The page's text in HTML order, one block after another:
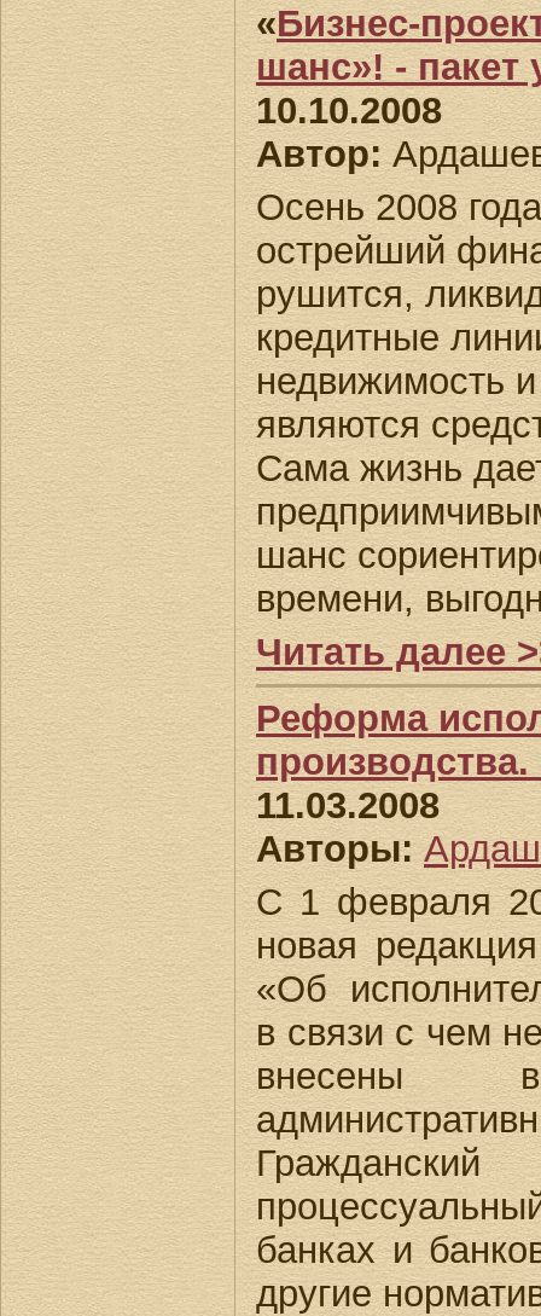
«Бизнес-
шанс»! - пакет
10.10.2008
Автор:
Осень 2008
острейший
рушится,
кредитные
недвижимость
являются
Сама жизнь
шанс
времени,
Читать далее
Реформа
11.03.2008
Авторы:
С 1 февраля
новая
«Об
в связи с чем
банках и
другие